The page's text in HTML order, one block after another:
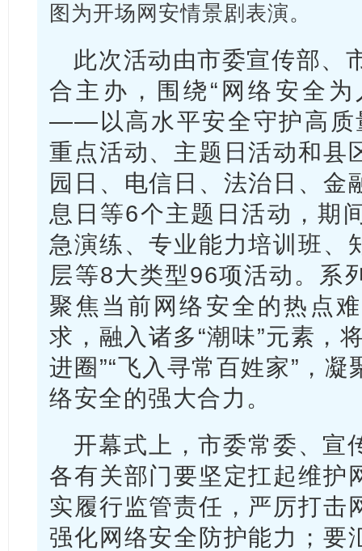
图为开场网安情景剧表演。
此次活动由市委宣传部、
合主办，围绕“网络安全
——以高水平安全守护高质
重点活动、主题日活动和县
园日、电信日、法治日、金
息日等6个主题日活动，期
急演练、专业能力培训班、
层等8大类型96项活动。系
聚焦当前网络安全的热点
求，融入诸多“潮味”元素，
进圈”“飞入寻常百姓家”，
络安全的强大合力。
开幕式上，市委常委、宣
各有关部门要坚定扛起维护
实履行监管责任，严厉打击
强化网络安全防护能力；要